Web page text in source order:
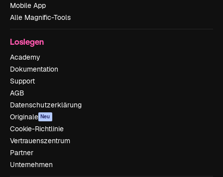
Mobile App
Alle Magnific-Tools
Loslegen
Academy
Dokumentation
Support
AGB
Datenschutzerklärung
Originale Neu
Cookie-Richtlinie
Vertrauenszentrum
Partner
Unternehmen